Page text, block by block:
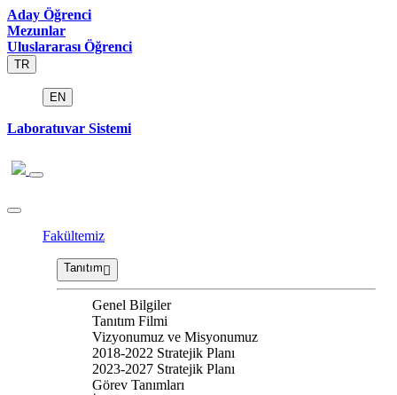
Aday Öğrenci
Mezunlar
Uluslararası Öğrenci
TR
EN
Laboratuvar Sistemi
Fakültemiz
Tanıtım
Genel Bilgiler
Tanıtım Filmi
Vizyonumuz ve Misyonumuz
2018-2022 Stratejik Planı
2023-2027 Stratejik Planı
Görev Tanımları